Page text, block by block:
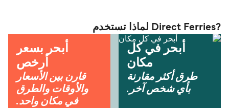
?Direct Ferries لماذا تستخدم
أبحر في كل
مكان
طرق أكثر مقارنة
بأي شخص آخر.
أبحر بسعر
أرخص
قارن بين الأسعار
والأوقات والطرق
في مكان واحد.